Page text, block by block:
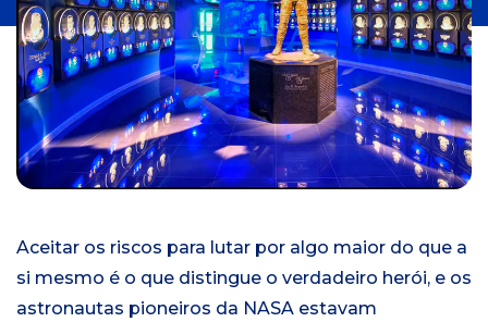
n
i
c
i
a
l
Aceitar os riscos para lutar por algo maior do que a
si mesmo é o que distingue o verdadeiro herói, e os
astronautas pioneiros da NASA estavam